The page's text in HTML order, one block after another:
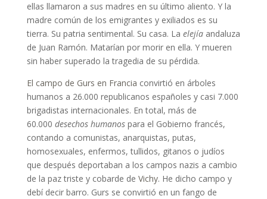
ellas llamaron a sus madres en su último aliento. Y la
madre común de los emigrantes y exiliados es su
tierra. Su patria sentimental. Su casa. La elejíaandaluza
de Juan Ramón. Matarían por morir en ella. Y mueren
sin haber superado la tragedia de su pérdida.
El campo de Gurs en Francia convirtió en árboles
humanos a 26.000 republicanos españoles y casi 7.000
brigadistas internacionales. En total, más de
60.000 desechos humanospara el Gobierno francés,
contando a comunistas, anarquistas, putas,
homosexuales, enfermos, tullidos, gitanos o judíos
que después deportaban a los campos nazis a cambio
de la paz triste y cobarde de Vichy. He dicho campo y
debí decir barro. Gurs se convirtió en un fango de